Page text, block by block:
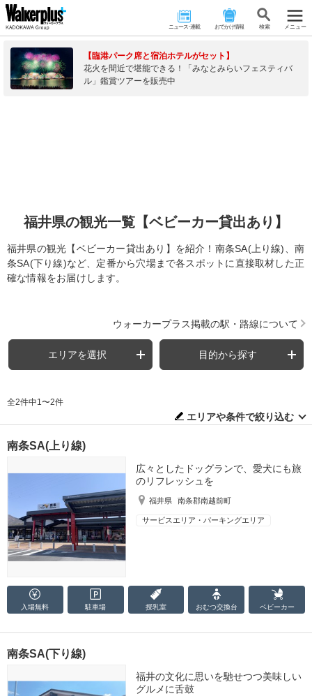
ニュース･連載 おでかけ情報 検 索 メニュー
【臨港パーク席と宿泊ホテルがセット】
花火を間近で堪能できる！「みなとみらいフェスティバ
ル」鑑賞ツアーを販売中
福井県の観光一覧【ベビーカー貸出あり】
福井県の観光【ベビーカー貸出あり】を紹介！南条SA(上り線)、南
条SA(下り線)など、定番から穴場まで各スポットに直接取材した正
確な情報をお届けします。
ウォーカープラス掲載の駅・路線について
エリアを選択 目的から探す
全2件中1〜2件
エリアや条件で絞り込む
南条SA(上り線)
広々としたドッグランで、愛犬にも旅
のリフレッシュを
福井県 南条郡南越前町
サービスエリア・パーキングエリア
入場無料 駐車場 授乳室 おむつ交換台 ベビーカー
南条SA(下り線)
福井の文化に思いを馳せつつ美味しい
グルメに舌鼓